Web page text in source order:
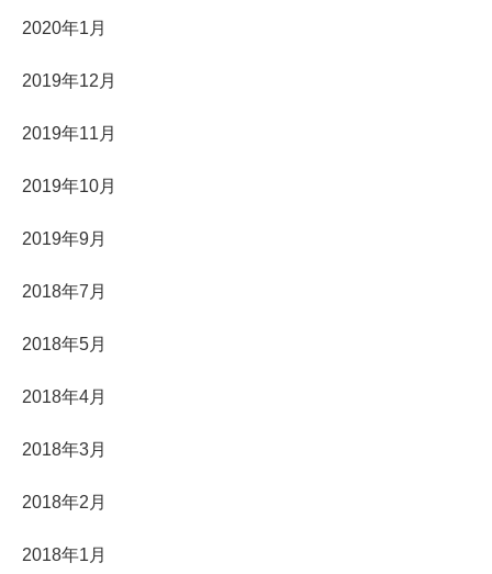
2020年1月
2019年12月
2019年11月
2019年10月
2019年9月
2018年7月
2018年5月
2018年4月
2018年3月
2018年2月
2018年1月